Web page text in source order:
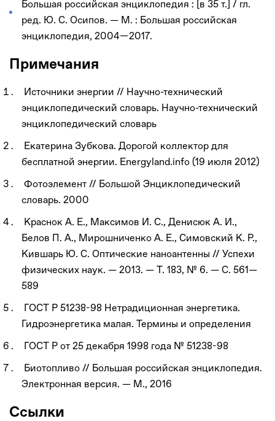
Большая российская энциклопедия : [в 35 т.] / гл.
ред. Ю. С. Осипов. — М. : Большая российская
энциклопедия, 2004—2017.
Примечания
Источники энергии // Научно-технический
энциклопедический словарь. Научно-технический
энциклопедический словарь
Екатерина Зубкова. Дорогой коллектор для
бесплатной энергии. Energyland.info (19 июля 2012)
Фотоэлемент // Большой Энциклопедический
словарь. 2000
Краснок А. Е., Максимов И. С., Денисюк А. И.,
Белов П. А., Мирошниченко А. Е., Симовский К. Р.,
Кившарь Ю. С. Оптические наноантенны // Успехи
физических наук. — 2013. — Т. 183, № 6. — С. 561—
589
ГОСТ Р 51238-98 Нетрадиционная энергетика.
Гидроэнергетика малая. Термины и определения
ГОСТ Р от 25 декабря 1998 года № 51238-98
Биотопливо // Большая российская энциклопедия.
Электронная версия. — М., 2016
Ссылки